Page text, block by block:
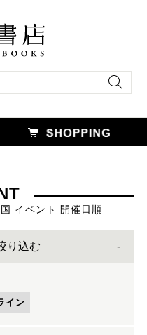
イベント 開催日順
り込む
イン